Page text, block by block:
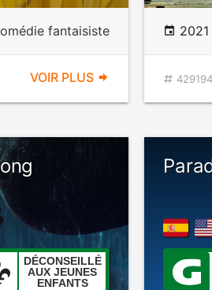
fantaisiste
VOIR PLUS
2021
429194
DÉCONSEILLÉ
AUX JEUNES
ENFANTS